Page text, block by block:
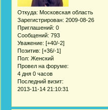
Откуда: Московская область
Зарегистрирован: 2009-08-26
Приглашений: 0
Сообщений: 793
Уважение: [+40/-2]
Позитив: [+36/-1]
Пол: Женский
Провел на форуме:
4 дня 0 часов
Последний визит:
2013-11-14 21:10:31